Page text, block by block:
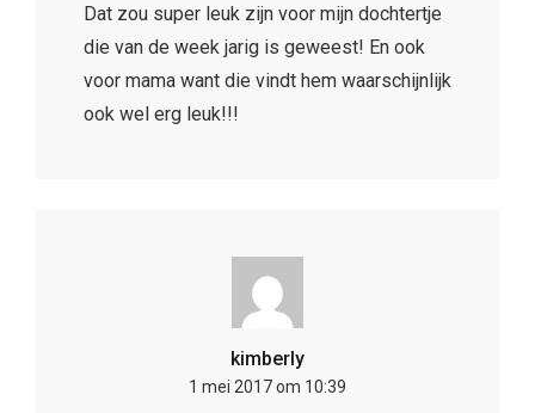
Dat zou super leuk zijn voor mijn dochtertje
die van de week jarig is geweest! En ook
voor mama want die vindt hem waarschijnlijk
ook wel erg leuk!!!
kimberly
1 mei 2017 om 10:39